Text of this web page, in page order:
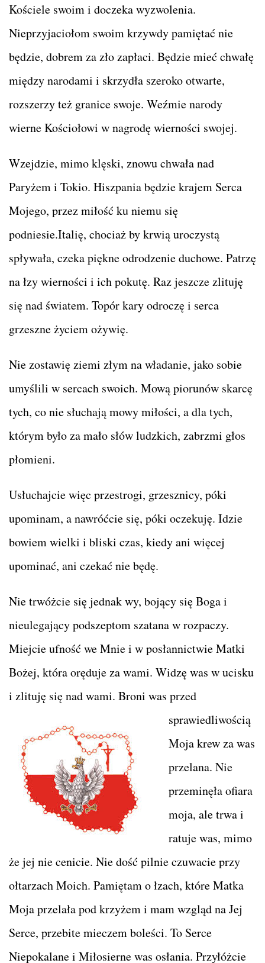
Kościele swoim i doczeka wyzwolenia.
Nieprzyjaciołom swoim krzywdy pamiętać nie
będzie, dobrem za zło zapłaci. Będzie mieć chwałę
między narodami i skrzydła szeroko otwarte,
rozszerzy też granice swoje. Weźmie narody
wierne Kościołowi w nagrodę wierności swojej.
Wzejdzie, mimo klęski, znowu chwała nad
Paryżem i Tokio. Hiszpania będzie krajem Serca
Mojego, przez miłość ku niemu się
podniesie.Italię, chociaż by krwią uroczystą
spływała, czeka piękne odrodzenie duchowe. Patrzę
na łzy wierności i ich pokutę. Raz jeszcze zlituję
się nad światem. Topór kary odroczę i serca
grzeszne życiem ożywię.
Nie zostawię ziemi złym na władanie, jako sobie
umyślili w sercach swoich. Mową piorunów skarcę
tych, co nie słuchają mowy miłości, a dla tych,
którym było za mało słów ludzkich, zabrzmi głos
płomieni.
Usłuchajcie więc przestrogi, grzesznicy, póki
upominam, a nawróćcie się, póki oczekuję. Idzie
bowiem wielki i bliski czas, kiedy ani więcej
upominać, ani czekać nie będę.
Nie trwóżcie się jednak wy, bojący się Boga i
nieulegający podszeptom szatana w rozpaczy.
Miejcie ufność we Mnie i w posłannictwie Matki
Bożej, która oręduje za wami. Widzę was w ucisku
i zlituję się nad wami. Broni was przed
sprawiedliwością
Moja krew za was
przelana. Nie
przeminęła ofiara
moja, ale trwa i
ratuje was, mimo
że jej nie cenicie. Nie dość pilnie czuwacie przy
ołtarzach Moich. Pamiętam o łzach, które Matka
Moja przelała pod krzyżem i mam wzgląd na Jej
Serce, przebite mieczem boleści. To Serce
Niepokalane i Miłosierne was osłania. Przyłóżcie